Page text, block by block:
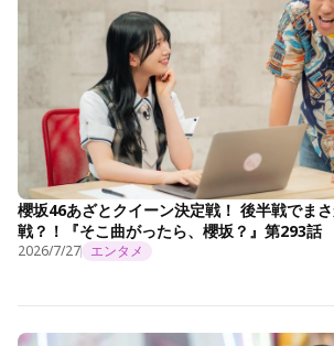
櫻坂46あざとクイーン決定戦！ 後半戦でま
戦？！『そこ曲がったら、櫻坂？』第293話
2026/7/27 エンタメ